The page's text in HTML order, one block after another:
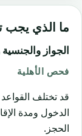
ما الذي يجب
الجواز
فحص الأهلية
قد تختلف
الدخول ومدة
الحجز.